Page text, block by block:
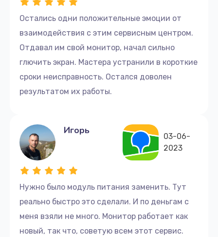
Остались одни положительные эмоции от
взаимодействия с этим сервисным центром.
Отдавал им свой монитор, начал сильно
глючить экран. Мастера устранили в короткие
сроки неисправность. Остался доволен
результатом их работы.
Нужно было модуль питания заменить. Тут
реально быстро это сделали. И по деньгам с
меня взяли не много. Монитор работает как
новый, так что, советую всем этот сервис.
Игорь
03-06-
2023